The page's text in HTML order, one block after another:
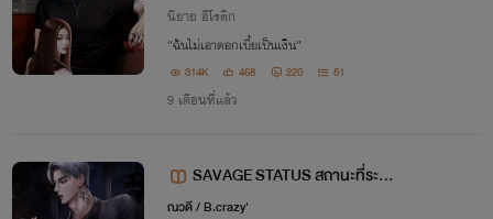
นิยาย อีโรติก
“ฉันไม่เอาดอกเบี้ยเป็นเงิน”
314K 468 220 51
9 เดือนที่แล้ว
SAVAGE STATUS สถานะที่ระบา
ย
ณวดี / B.crazy'